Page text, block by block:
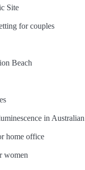
Site
for couples
Beach
in
home office
women